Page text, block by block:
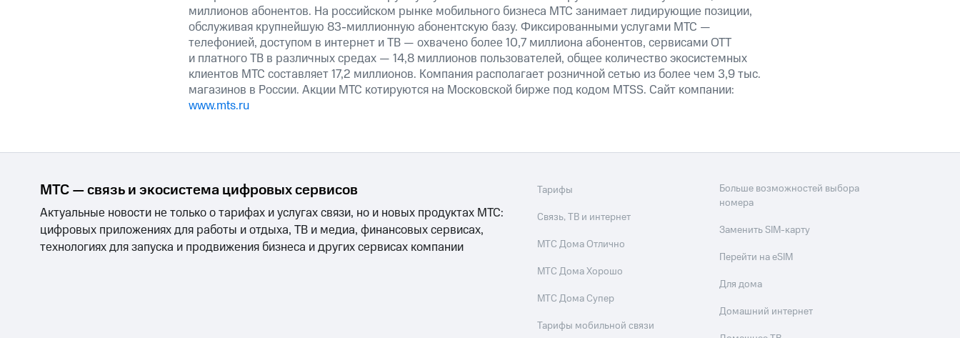
миллионов абонентов. На российском рынке мобильного бизнеса МТС занимает лидирующие позиции,
обслуживая крупнейшую 83-миллионную абонентскую базу. Фиксированными услугами МТС —
телефонией, доступом в интернет и ТВ — охвачено более 10,7 миллиона абонентов, сервисами OTT
и платного ТВ в различных средах — 14,8 миллионов пользователей, общее количество экосистемных
клиентов МТС составляет 17,2 миллионов. Компания располагает розничной сетью из более чем 3,9 тыс.
магазинов в России. Акции МТС котируются на Московской бирже под кодом MTSS. Сайт компании:
www.mts.ru
МТС — связь и экосистема цифровых сервисов
Актуальные новости не только о тарифах и услугах связи, но и новых продуктах МТС:
цифровых приложениях для работы и отдыха, ТВ и медиа, финансовых сервисах,
технологиях для запуска и продвижения бизнеса и других сервисах компании
Тарифы
Связь, ТВ и интернет
МТС Дома Отлично
МТС Дома Хорошо
МТС Дома Супер
Тарифы мобильной связи
Больше возможностей выбора
номера
Заменить SIM-карту
Перейти на eSIM
Для дома
Домашний интернет